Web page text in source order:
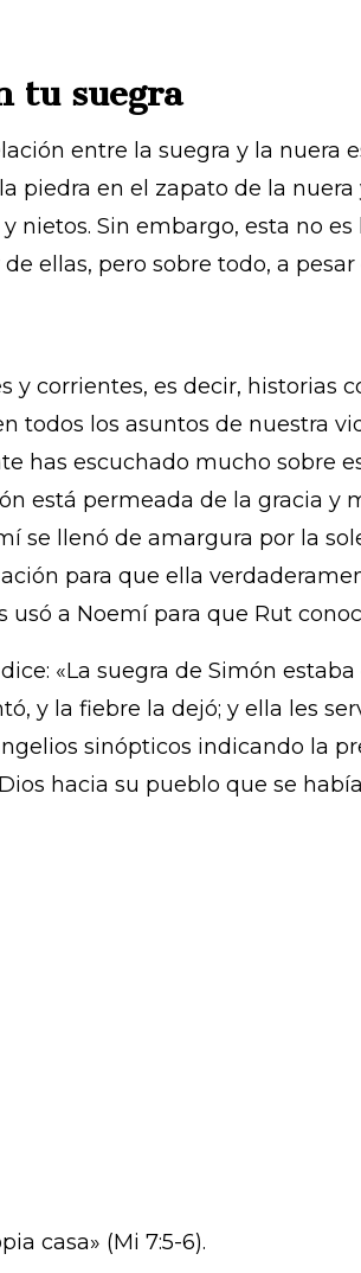
tu suegra
entre la suegra y la nuera
piedra en el zapato de la
Sin embargo, esta no
ellas, pero sobre todo, a pesar
corrientes, es decir, historias
todos los asuntos de nuestra
has escuchado mucho sobre
está permeada de la gracia
se llenó de amargura por la
para que ella
a Noemí para que Rut
«La suegra de Simón
y la fiebre la dejó; y ella les
sinópticos indicando la
hacia su pueblo que se
casa» (Mi 7:5-6).